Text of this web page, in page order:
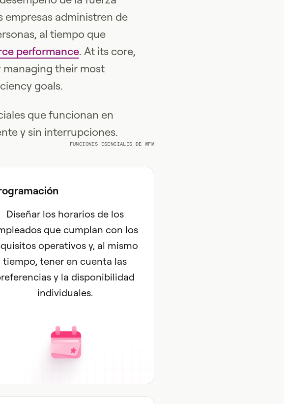
empresas administren de
al tiempo que
performance. At its core,
managing their most
goals.
que funcionan en
y sin interrupciones.
FUNCIONES ESENCIALES DE WFM
Diseñar los horarios de los
que cumplan con los
operativos y, al mismo
tiempo, tener en cuenta las
y la disponibilidad
individuales.